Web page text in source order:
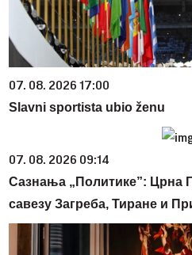
07. 08. 2026 17:00
Slavni sportista ubio ženu
07. 08. 2026 09:14
Сазнања „Политике”: Црна
савезу Загреба, Тиране и